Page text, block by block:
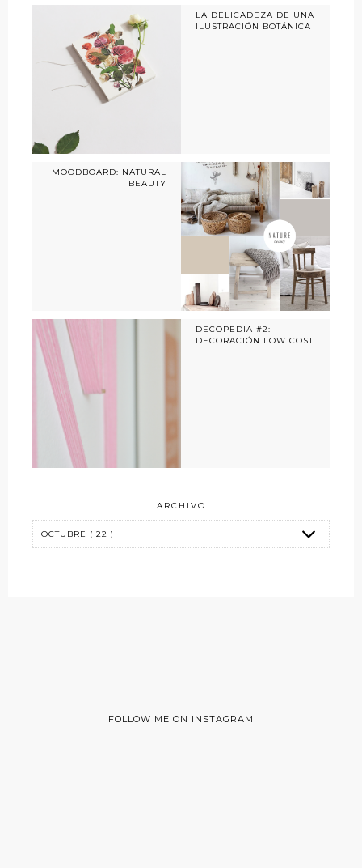
LA DELICADEZA DE UNA
ILUSTRACIÓN BOTÁNICA
MOODBOARD: NATURAL
BEAUTY
DECOPEDIA #2:
DECORACIÓN LOW COST
ARCHIVO
FOLLOW ME ON INSTAGRAM